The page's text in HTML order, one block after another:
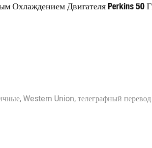
Охлаждением Двигателя Perkins 50
Western Union, телеграфный перевод